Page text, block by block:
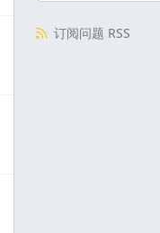
订阅问题 RSS